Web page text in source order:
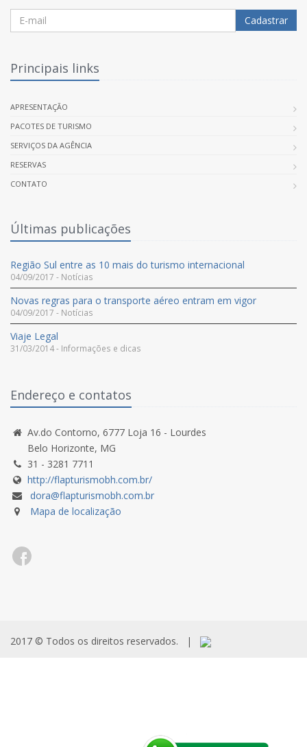
Cadastrar
Principais links
APRESENTAÇÃO
PACOTES DE TURISMO
SERVIÇOS DA AGÊNCIA
RESERVAS
CONTATO
Últimas publicações
Região Sul entre as 10 mais do turismo internacional
04/09/2017 - Notícias
Novas regras para o transporte aéreo entram em vigor
04/09/2017 - Notícias
Viaje Legal
31/03/2014 - Informações e dicas
Endereço e contatos
Av.do Contorno, 6777 Loja 16 - Lourdes
Belo Horizonte, MG
31 - 3281 7711
http://flapturismobh.com.br/
dora@flapturismobh.com.br
Mapa de localização
2017 © Todos os direitos reservados. |